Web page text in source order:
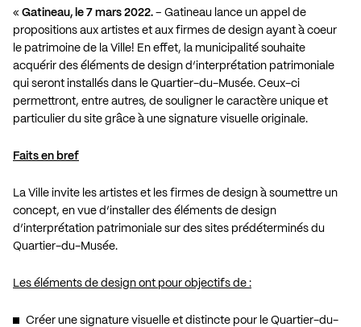
« Gatineau, le 7 mars 2022. – Gatineau lance un appel de
propositions aux artistes et aux firmes de design ayant à coeur
le patrimoine de la Ville! En effet, la municipalité souhaite
acquérir des éléments de design d’interprétation patrimoniale
qui seront installés dans le Quartier-du-Musée. Ceux-ci
permettront, entre autres, de souligner le caractère unique et
particulier du site grâce à une signature visuelle originale.
Faits en bref
La Ville invite les artistes et les firmes de design à soumettre un
concept, en vue d’installer des éléments de design
d’interprétation patrimoniale sur des sites prédéterminés du
Quartier-du-Musée.
Les éléments de design ont pour objectifs de :
Créer une signature visuelle et distincte pour le Quartier-du-